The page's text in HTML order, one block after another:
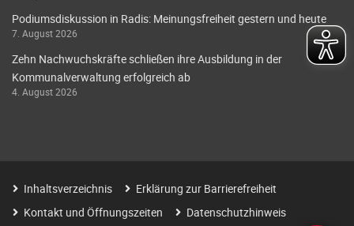
Podiumsdiskussion in Radis: Meinungsfreiheit gestern und heute
7. August 2026
Zehn Nachwuchskräfte schließen ihre Ausbildung in der
Kommunalverwaltung erfolgreich ab
4. August 2026
Inhaltsverzeichnis
Erklärung zur Barrierefreiheit
Kontakt und Öffnungszeiten
Datenschutzhinweis